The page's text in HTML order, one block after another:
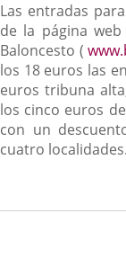
Las entradas
de la página
Baloncesto (
los 18 euros las
euros tribuna
los cinco euros
con un
cuatro localidades.